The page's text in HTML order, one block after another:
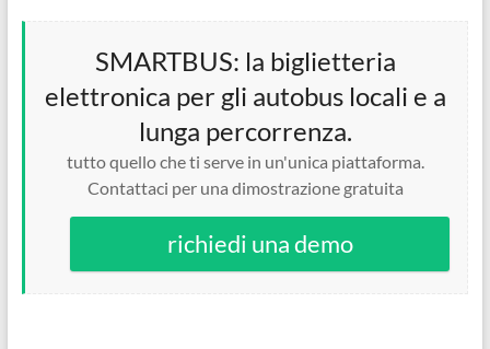
SMARTBUS: la biglietteria
elettronica per gli autobus locali e a
lunga percorrenza.
tutto quello che ti serve in un'unica piattaforma.
Contattaci per una dimostrazione gratuita
richiedi una demo